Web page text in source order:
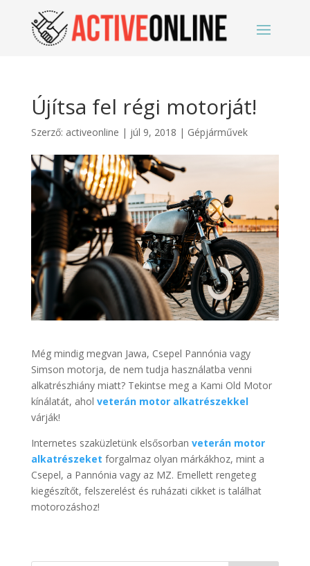
Újítsa fel régi motorját!
Szerző: activeonline | júl 9, 2018 | Gépjárművek
Még mindig megvan Jawa, Csepel Pannónia vagy
Simson motorja, de nem tudja használatba venni
alkatrészhiány miatt? Tekintse meg a Kami Old Motor
kínálatát, ahol veterán motor alkatrészekkel
várják!
Internetes szaküzletünk elsősorban veterán motor
alkatrészeket forgalmaz olyan márkákhoz, mint a
Csepel, a Pannónia vagy az MZ. Emellett rengeteg
kiegészítőt, felszerelést és ruházati cikket is találhat
motorozáshoz!